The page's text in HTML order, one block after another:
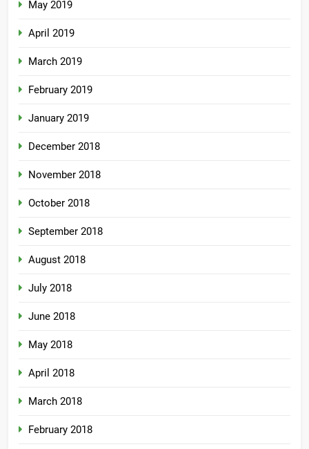
May 2019
April 2019
March 2019
February 2019
January 2019
December 2018
November 2018
October 2018
September 2018
August 2018
July 2018
June 2018
May 2018
April 2018
March 2018
February 2018